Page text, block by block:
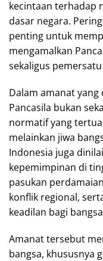
kecintaan terhadap
dasar negara.
penting untuk
mengamalkan
sekaligus
Dalam amanat yang
Pancasila bukan
normatif yang
melainkan jiwa
Indonesia juga
kepemimpinan di
pasukan
konflik regional,
keadilan bagi
Amanat tersebut
bangsa, khususnya